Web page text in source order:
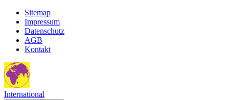
Sitemap
Impressum
Datenschutz
AGB
Kontakt
International